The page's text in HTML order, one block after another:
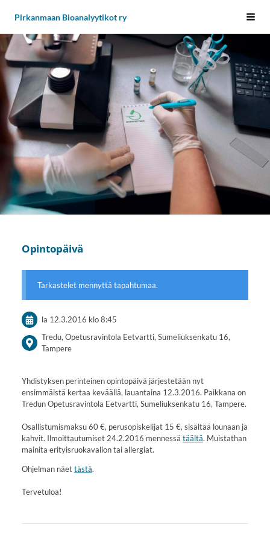
sivun
sisältöön
Pirkanmaan Bioanalyytikot ry
Opintopäivä
Tarkastelet mennyttä tapahtumaa.
la 12.3.2016 klo 8:45
Tredu, Opetusravintola Eetvartti, Sumeliuksenkatu 16,
Tampere
Yhdistyksen perinteinen opintopäivä järjestetään nyt
ensimmäistä kertaa keväällä, lauantaina 12.3.2016. Paikkana on
Tredun Opetusravintola Eetvartti, Sumeliuksenkatu 16, Tampere.
Osallistumismaksu 60 €, perusopiskelijat 15 €, sisältää lounaan ja
kahvit. Ilmoittautumiset 24.2.2016 mennessä täältä. Muistathan
mainita erityisruokavalion tai allergiat.
Ohjelman näettästä.
Tervetuloa!